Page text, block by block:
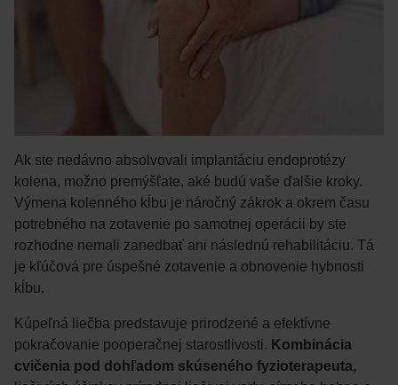
Ak ste nedávno absolvovali implantáciu endoprotézy
kolena, možno premýšľate, aké budú vaše ďalšie kroky.
Výmena kolenného kĺbu je náročný zákrok a okrem času
potrebného na zotavenie po samotnej operácii by ste
rozhodne nemali zanedbať ani následnú rehabilitáciu. Tá
je kľúčová pre úspešné zotavenie a obnovenie hybnosti
kĺbu.
Kúpeľná liečba predstavuje prirodzené a efektívne
pokračovanie pooperačnej starostlivosti. Kombinácia
cvičenia pod dohľadom skúseného fyzioterapeuta,